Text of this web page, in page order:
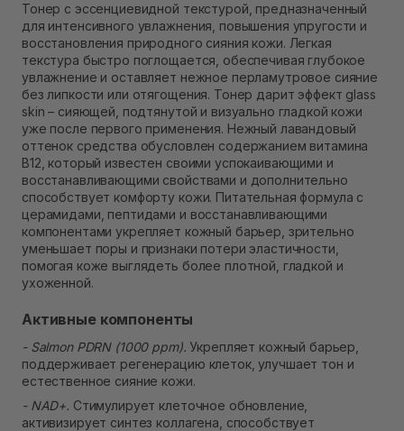
Самовывоз г. Ровно, ул. Кулика и Гудачека 23 (ТЦ
Экватор)
Нет в наличии!
Тонер с эссенциевидной текстурой, предназначенный
для интенсивного увлажнения, повышения упругости и
восстановления природного сияния кожи. Легкая
текстура быстро поглощается, обеспечивая глубокое
увлажнение и оставляет нежное перламутровое сияние
без липкости или отягощения. Тонер дарит эффект glass
skin – сияющей, подтянутой и визуально гладкой кожи
уже после первого применения. Нежный лавандовый
оттенок средства обусловлен содержанием витамина
B12, который известен своими успокаивающими и
восстанавливающими свойствами и дополнительно
способствует комфорту кожи. Питательная формула с
церамидами, пептидами и восстанавливающими
компонентами укрепляет кожный барьер, зрительно
уменьшает поры и признаки потери эластичности,
помогая коже выглядеть более плотной, гладкой и
ухоженной.
Активные компоненты
- Salmon PDRN (1000 ppm). Укрепляет кожный барьер,
поддерживает регенерацию клеток, улучшает тон и
естественное сияние кожи.
- NAD+. Стимулирует клеточное обновление,
активизирует синтез коллагена, способствует